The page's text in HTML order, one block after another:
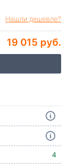
Нашли дешевле?
19 015 руб.
4